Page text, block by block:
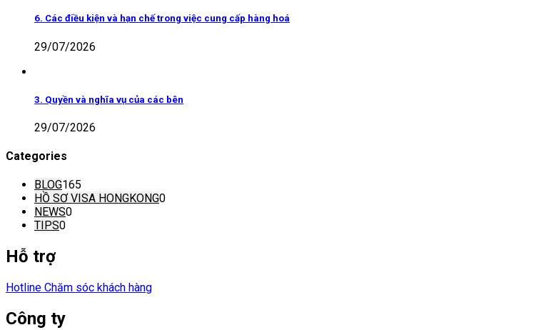
6. Các điều kiện và hạn chế trong việc cung cấp hàng hoá
29/07/2026
3. Quyền và nghĩa vụ của các bên
29/07/2026
Categories
BLOG165
HỒ SƠ VISA HONGKONG0
NEWS0
TIPS0
Hỗ trợ
Hotline Chăm sóc khách hàng
Công ty